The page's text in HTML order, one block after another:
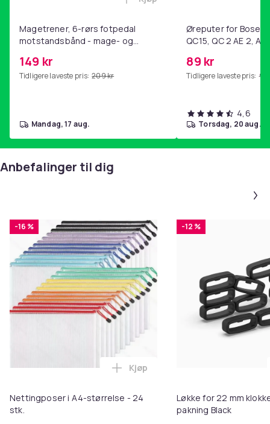
Magetrener, 6-rørs fotpedal
motstandsbånd - mage- og
hjemmegymnastikk Purple
149 kr
Tidligere laveste pris: 209 kr
Legg Magetrener, 6-rørs
mandag, 17 aug.
Øreputer for Bose
QC15, QC 2 AE 2, AE
89 kr
Tidligere laveste pris: 99
4,6
torsdag, 20 aug.
Anbefalinger til dig
-16 %
Nettingposer i A4-størrelse - 24
stk.
Legg Nettingposer i A4-
Kjøp
-12 %
Løkke for 22 mm
pakning Black